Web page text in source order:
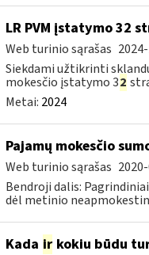
LR PVM įstatymo 32
Web turinio sąrašas
Siekdami užtikrinti
mokesčio įstatymo 32
Metai: 2024
Pajamų mokesčio
Web turinio sąrašas
Bendroji dalis:
dėl metinio
Kada irkokiu būdu